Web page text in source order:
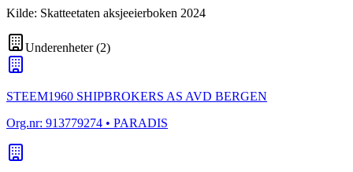
Kilde: Skatteetaten aksjeeierboken 2024
Underenheter(2)
STEEM1960 SHIPBROKERS AS AVD BERGEN
Org.nr: 913779274 • PARADIS